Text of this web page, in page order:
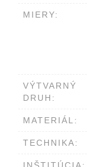
MIERY:
VÝTVARNÝ
DRUH:
MATERIÁL:
TECHNIKA: